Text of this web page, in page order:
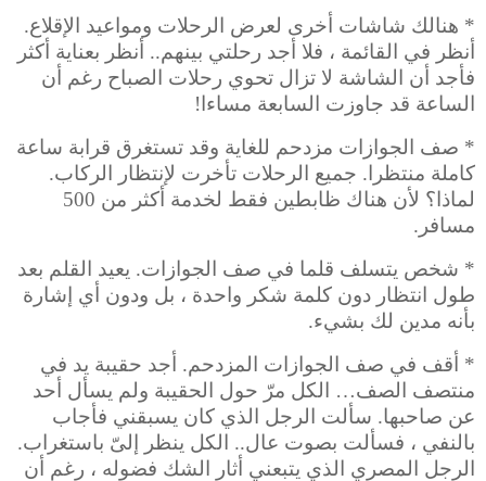
* هنالك شاشات أخرى لعرض الرحلات ومواعيد الإقلاع.
أنظر في القائمة ، فلا أجد رحلتي بينهم.. أنظر بعناية أكثر
فأجد أن الشاشة لا تزال تحوي رحلات الصباح رغم أن
الساعة قد جاوزت السابعة مساءا!
* صف الجوازات مزدحم للغاية وقد تستغرق قرابة ساعة
كاملة منتظرا. جميع الرحلات تأخرت لإنتظار الركاب.
لماذا؟ لأن هناك ظابطين فقط لخدمة أكثر من 500
مسافر.
* شخص يتسلف قلما في صف الجوازات. يعيد القلم بعد
طول انتظار دون كلمة شكر واحدة ، بل ودون أي إشارة
بأنه مدين لك بشيء.
* أقف في صف الجوازات المزدحم. أجد حقيبة يد في
منتصف الصف… الكل مرّ حول الحقيبة ولم يسأل أحد
عن صاحبها. سألت الرجل الذي كان يسبقني فأجاب
بالنفي ، فسألت بصوت عال.. الكل ينظر إلىّ باستغراب.
الرجل المصري الذي يتبعني أثار الشك فضوله ، رغم أن